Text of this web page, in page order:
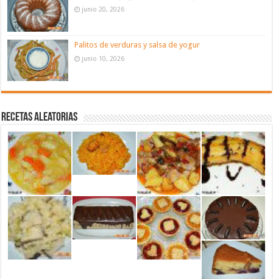
junio 20, 2026
Palitos de verduras y salsa de yogur
junio 10, 2026
Recetas aleatorias